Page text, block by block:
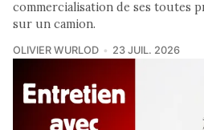
commercialisation de ses toutes
sur un camion.
OLIVIER WURLOD 23 JUIL. 2026